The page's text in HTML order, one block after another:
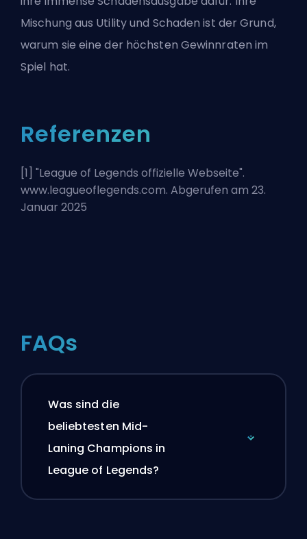
Mischung aus Utility und Schaden ist der Grund,
warum sie eine der höchsten Gewinnraten im
Spiel hat.
Referenzen
[1] "League of Legends offizielle Webseite".
www.leagueoflegends.com. Abgerufen am 23.
Januar 2025
FAQs
Was sind die
beliebtesten Mid-
Laning Champions in
League of Legends?